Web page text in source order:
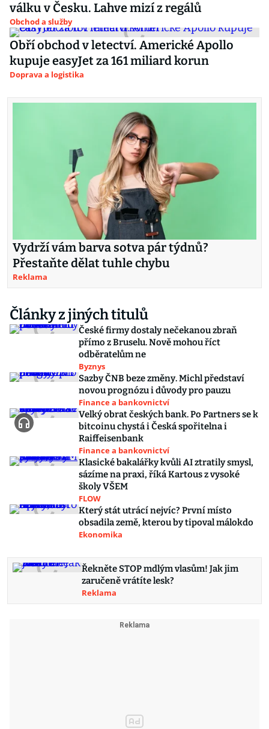
válku v Česku. Lahve mizí z regálů
Obchod a služby
Obří obchod v letectví. Americké Apollo
kupuje easyJet za 161 miliard korun
Doprava a logistika
Vydrží vám barva sotva pár týdnů?
Přestaňte dělat tuhle chybu
Reklama
Články z jiných titulů
České firmy dostaly nečekanou zbraň
přímo z Bruselu. Nově mohou říct
odběratelům ne
Byznys
Sazby ČNB beze změny. Michl představí
novou prognózu i důvody pro pauzu
Finance a bankovnictví
Velký obrat českých bank. Po Partners se k
bitcoinu chystá i Česká spořitelna i
Raiffeisenbank
Finance a bankovnictví
Klasické bakalářky kvůli AI ztratily smysl,
sázíme na praxi, říká Kartous z vysoké
školy VŠEM
FLOW
Který stát utrácí nejvíc? První místo
obsadila země, kterou by tipoval málokdo
Ekonomika
Řekněte STOP mdlým vlasům! Jak jim
zaručeně vrátíte lesk?
Reklama